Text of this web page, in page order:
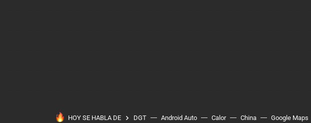
HOY SE HABLA DE DGT Android Auto Calor China Google Maps